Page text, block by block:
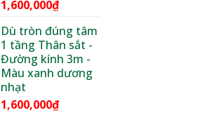
1,600,000₫
Dù tròn đúng tâm
1 tầng Thân sắt -
Đường kính 3m -
Màu xanh dương
nhạt
1,600,000₫